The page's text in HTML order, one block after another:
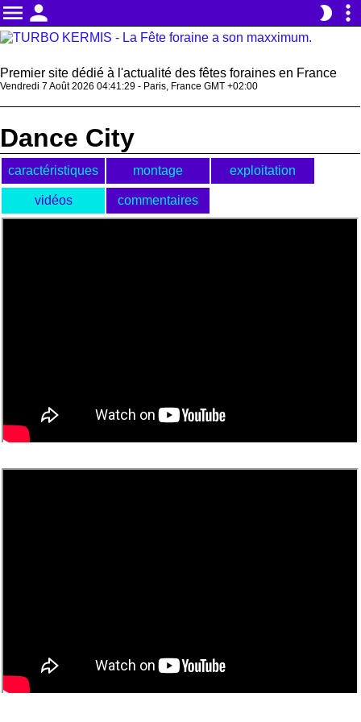
menu person brightness_2 more_vert
Premier site dédié à l'actualité des fêtes foraines en France
Vendredi 7 Août 2026 04:41:29 - Paris, France GMT +02:00
Dance City
caractéristiques montage exploitation
vidéos commentaires